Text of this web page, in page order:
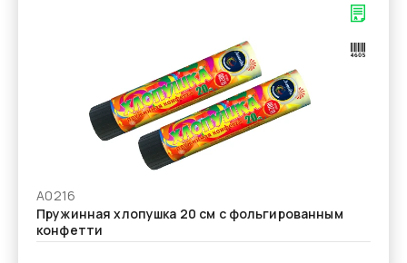
А0216
Пружинная хлопушка 20 см с фольгированным
конфетти